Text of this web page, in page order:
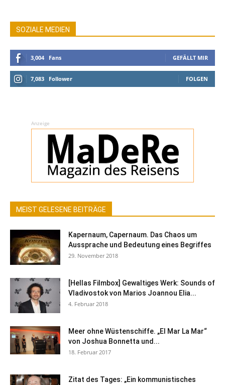
SOZIALE MEDIEN
3,004 Fans GEFÄLLT MIR
7,083 Follower FOLGEN
Anzeige
MEIST GELESENE BEITRÄGE
Kapernaum, Capernaum. Das Chaos um
Aussprache und Bedeutung eines Begriffes
29. November 2018
[Hellas Filmbox] Gewaltiges Werk: Sounds of
Vladivostok von Marios Joannou Elia...
4. Februar 2018
Meer ohne Wüstenschiffe. „El Mar La Mar“
von Joshua Bonnetta und...
18. Februar 2017
Zitat des Tages: „Ein kommunistisches